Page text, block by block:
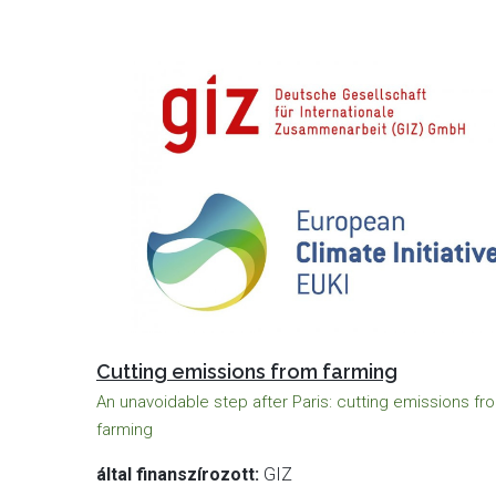
Cutting emissions from farming
An unavoidable step after Paris: cutting emissions
farming
által finanszírozott: GIZ